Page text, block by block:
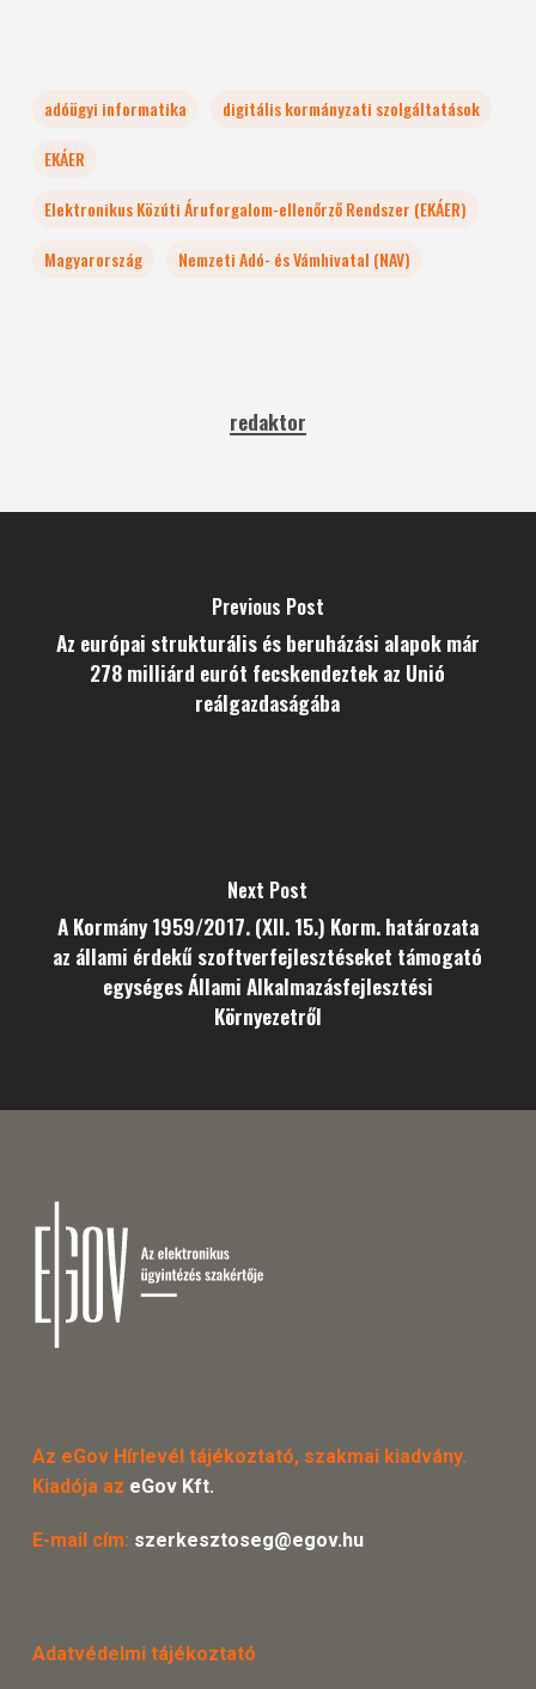
adóügyi informatika
digitális kormányzati szolgáltatások
EKÁER
Elektronikus Közúti Áruforgalom-ellenőrző Rendszer (EKÁER)
Magyarország
Nemzeti Adó- és Vámhivatal (NAV)
redaktor
Previous Post
Az európai strukturális és beruházási alapok már
278 milliárd eurót fecskendeztek az Unió
reálgazdaságába
Next Post
A Kormány 1959/2017. (XII. 15.) Korm. határozata
az állami érdekű szoftverfejlesztéseket támogató
egységes Állami Alkalmazásfejlesztési
Környezetről
Az eGov Hírlevél tájékoztató, szakmai kiadvány.
Kiadója az eGov Kft.
E-mail cím: szerkesztoseg@egov.hu
Adatvédelmi tájékoztató